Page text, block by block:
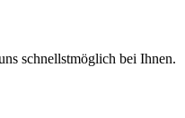
schnellstmöglich bei Ihnen.